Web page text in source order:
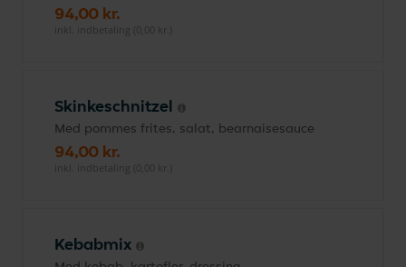
94,00 kr.
inkl. indbetaling (0,00 kr.)
Skinkeschnitzel
Med pommes frites, salat, bearnaisesauce
94,00 kr.
inkl. indbetaling (0,00 kr.)
Kebabmix